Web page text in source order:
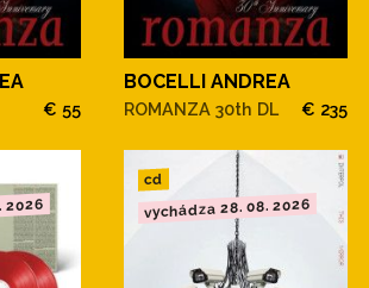
€ 55
BOCELLI ANDREA
ROMANZA 30th DL € 235
2026
cd
vychádza 28. 08. 2026